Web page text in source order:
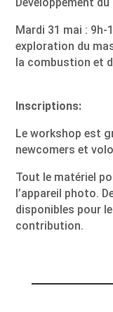
Mardi 31 mai :
exploration du
la combustion et
Inscriptions:
Le workshop est
newcomers et
Tout le matériel
l’appareil photo.
disponibles pour
contribution.